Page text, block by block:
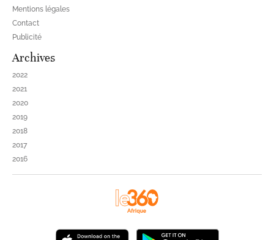
Mentions légales
Contact
Publicité
Archives
2022
2021
2020
2019
2018
2017
2016